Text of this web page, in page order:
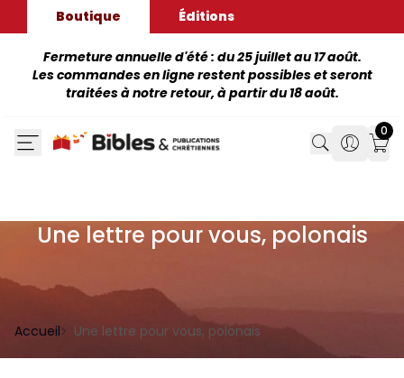
Boutique Éditions
Fermeture annuelle d'été : du 25 juillet au 17 août.
Les commandes en ligne restent possibles et seront
traitées à notre retour, à partir du 18 août.
Search
Search
0
Une lettre pour vous, polonais
Accueil Une lettre pour vous, polonais